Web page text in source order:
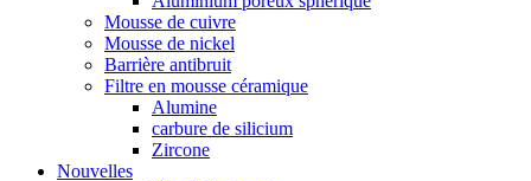
Mousse de cuivre
Mousse de nickel
Barrière antibruit
Filtre en mousse céramique
Alumine
carbure de silicium
Zircone
Nouvelles